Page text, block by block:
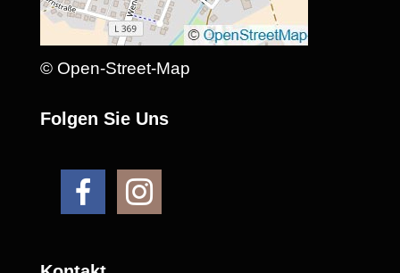
© Open-Street-Map
Folgen Sie Uns